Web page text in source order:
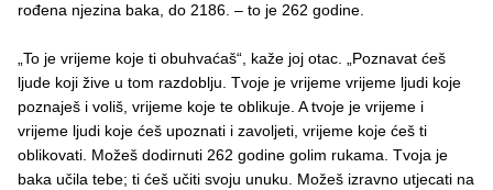
rođena njezina baka, do 2186. – to je 262 godine.
„To je vrijeme koje ti obuhvaćaš“, kaže joj otac. „Poznavat ćeš
ljude koji žive u tom razdoblju. Tvoje je vrijeme vrijeme ljudi koje
poznaješ i voliš, vrijeme koje te oblikuje. A tvoje je vrijeme i
vrijeme ljudi koje ćeš upoznati i zavoljeti, vrijeme koje ćeš ti
oblikovati. Možeš dodirnuti 262 godine golim rukama. Tvoja je
baka učila tebe; ti ćeš učiti svoju unuku. Možeš izravno utjecati na